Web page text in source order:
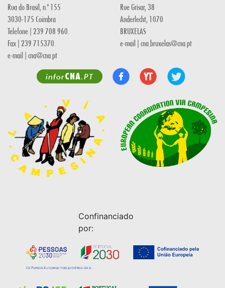
Rua do Brasil, n.º 155
3030-175 Coimbra
Telefone | 239 708 960.
Fax | 239 715370.
e-mail | cna@cna.pt
Rue Grisar, 38
Anderlecht, 1070
BRUXELAS
e-mail | cna.bruxelas@cna.pt
inforCNA.PT
Confinanciado
por: